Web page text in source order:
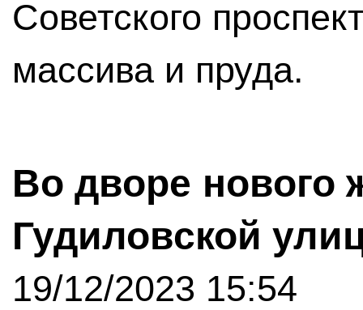
Советского
массива и пруда.
Во дворе нового
Гудиловской
19/12/2023 15:54